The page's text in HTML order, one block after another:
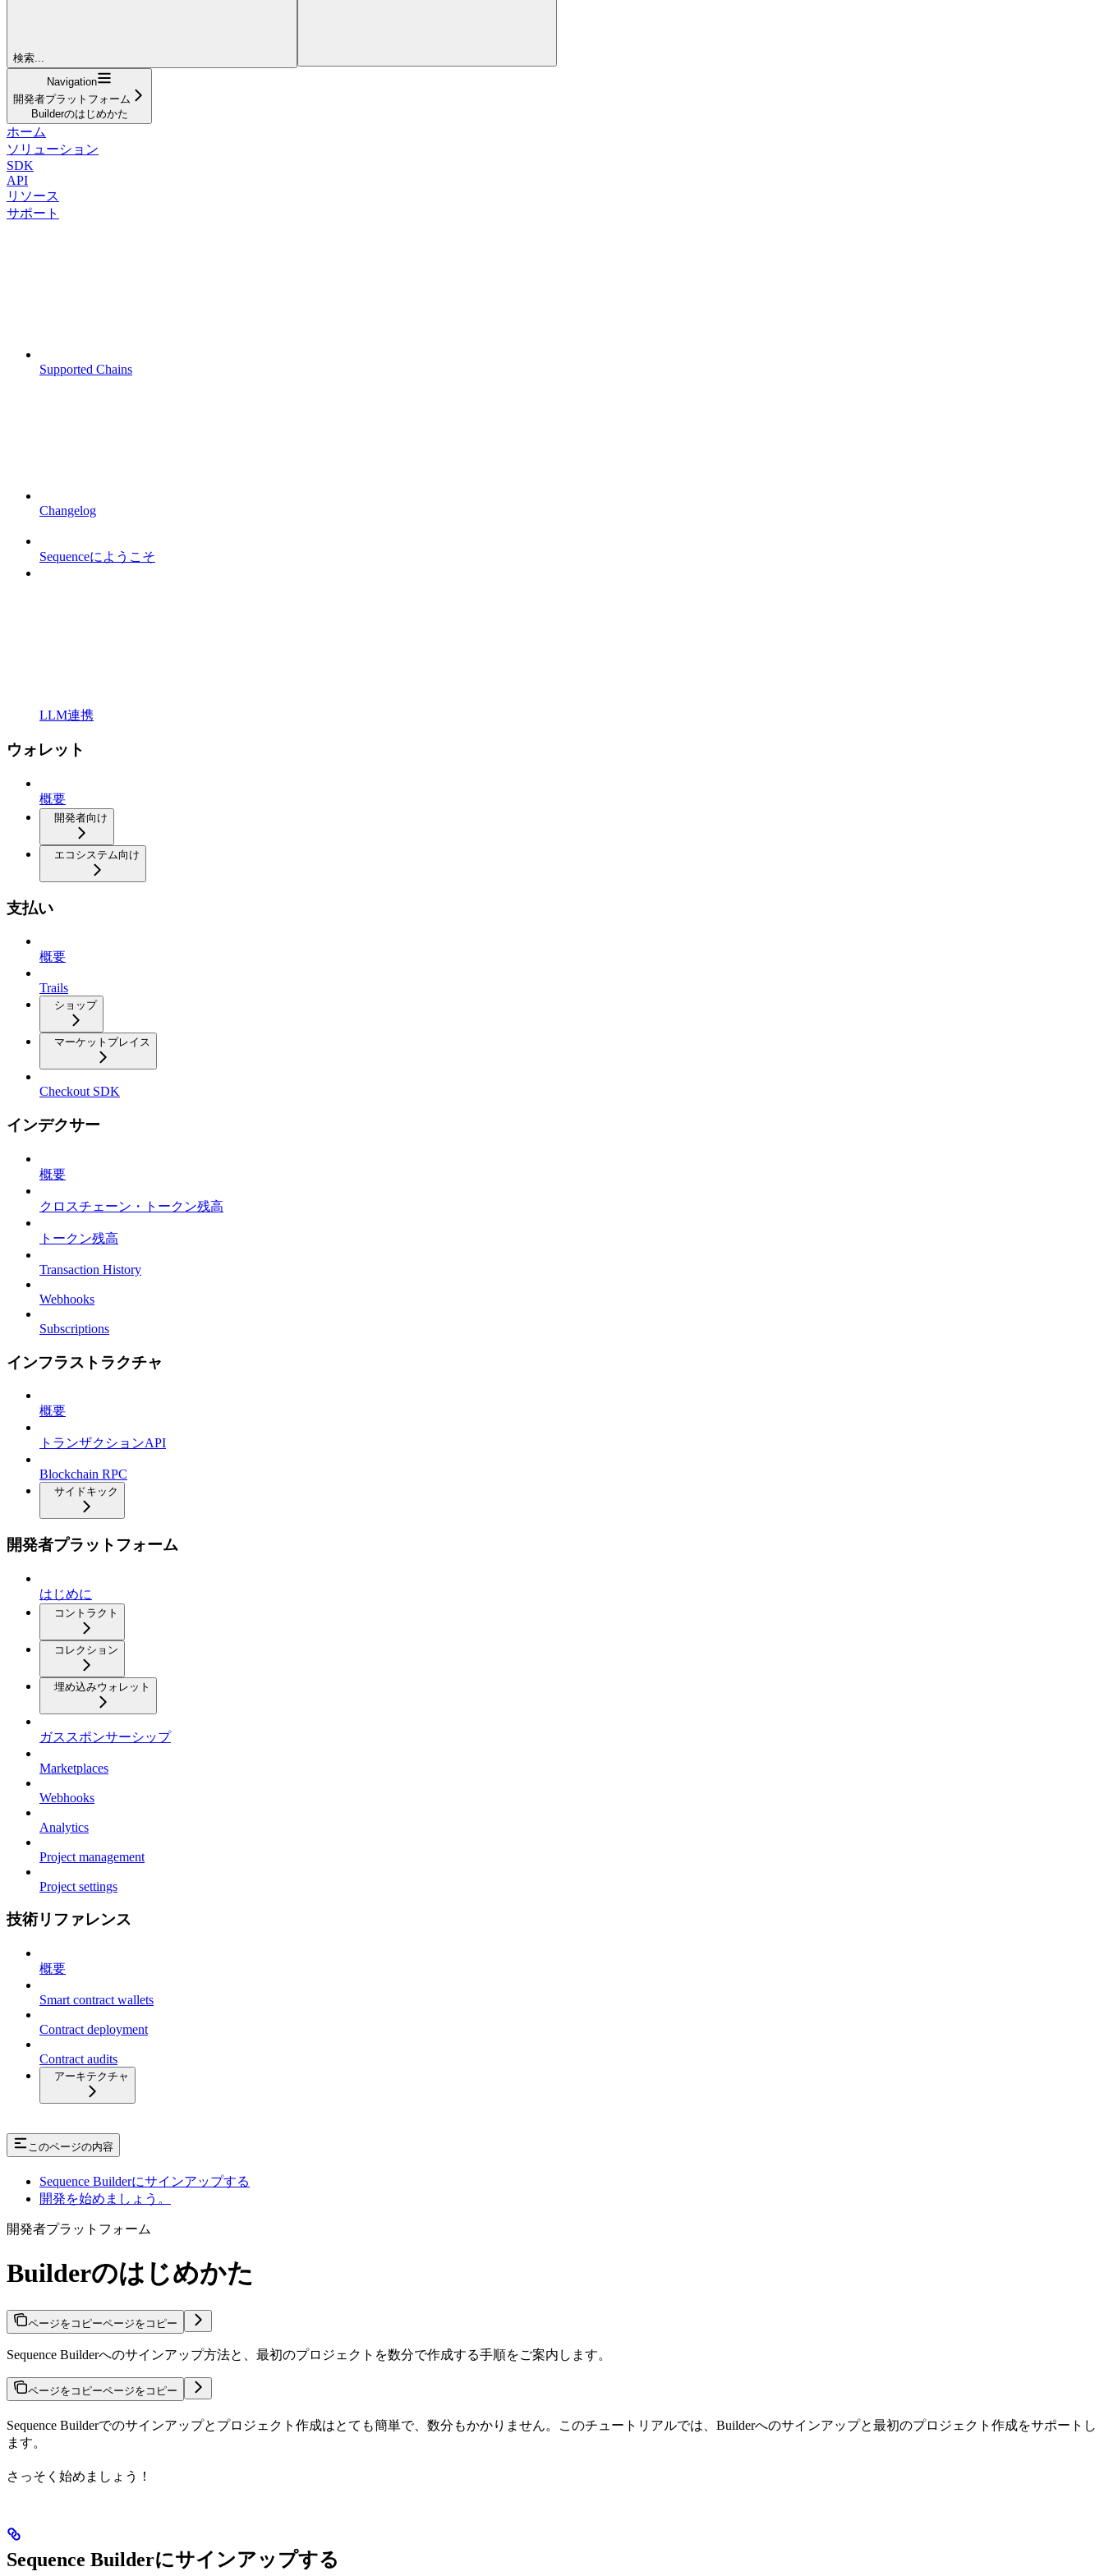
検索...
Navigation
開発者プラットフォーム
Builderのはじめかた
ホーム
ソリューション
SDK
API
リソース
サポート
Supported Chains
Changelog
Sequenceにようこそ
LLM連携
ウォレット
概要
開発者向け
エコシステム向け
支払い
概要
Trails
ショップ
マーケットプレイス
Checkout SDK
インデクサー
概要
クロスチェーン・トークン残高
トークン残高
Transaction History
Webhooks
Subscriptions
インフラストラクチャ
概要
トランザクションAPI
Blockchain RPC
サイドキック
開発者プラットフォーム
はじめに
コントラクト
コレクション
埋め込みウォレット
ガススポンサーシップ
Marketplaces
Webhooks
Analytics
Project management
Project settings
技術リファレンス
概要
Smart contract wallets
Contract deployment
Contract audits
アーキテクチャ
このページの内容
Sequence Builderにサインアップする
開発を始めましょう。
開発者プラットフォーム
Builderのはじめかた
ページをコピーページをコピー
Sequence Builderへのサインアップ方法と、最初のプロジェクトを数分で作成する手順をご案内します。
ページをコピーページをコピー
Sequence Builderでのサインアップとプロジェクト作成はとても簡単で、数分もかかりません。このチュートリアルでは、Builderへのサインアップと最初のプロジェクト作成をサポートし
ます。
さっそく始めましょう！
Sequence Builderにサインアップする